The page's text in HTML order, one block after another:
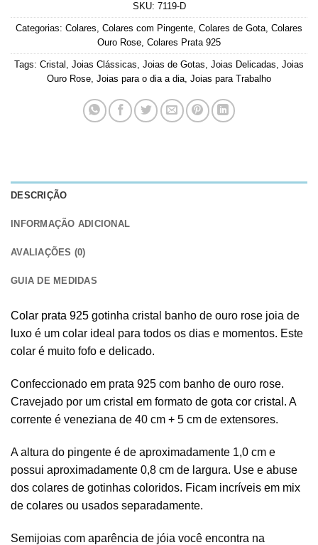
SKU: 7119-D
Categorias: Colares, Colares com Pingente, Colares de Gota, Colares
Ouro Rose, Colares Prata 925
Tags: Cristal , Joias Clássicas, Joias de Gotas, Joias Delicadas, Joias
Ouro Rose, Joias para o dia a dia, Joias para Trabalho
DESCRIÇÃO
INFORMAÇÃO ADICIONAL
AVALIAÇÕES (0)
GUIA DE MEDIDAS
Colar prata 925 gotinha cristal banho de ouro rose joia de
luxo é um colar ideal para todos os dias e momentos. Este
colar é muito fofo e delicado.
Confeccionado em prata 925 com banho de ouro rose.
Cravejado por um cristal em formato de gota cor cristal . A
corrente é veneziana de 40 cm + 5 cm de extensores.
A altura do pingente é de aproximadamente 1,0 cm e
possui aproximadamente 0,8 cm de largura. Use e abuse
dos colares de gotinhas coloridos. Ficam incríveis em mix
de colares ou usados separadamente.
Semijoias com aparência de jóia você encontra na